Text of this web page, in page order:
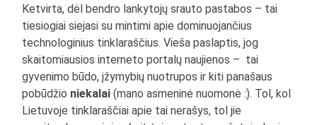
Ketvirta, dėl bendro lankytojų srauto pastabos – tai
tiesiogiai siejasi su mintimi apie dominuojančius
technologinius tinklaraščius. Vieša paslaptis, jog
skaitomiausios interneto portalų naujienos – tai
gyvenimo būdo, įžymybių nuotrupos ir kiti panašaus
pobūdžio niekalai (mano asmeninė nuomonė :). Tol, kol
Lietuvoje tinklaraščiai apie tai nerašys, tol jie